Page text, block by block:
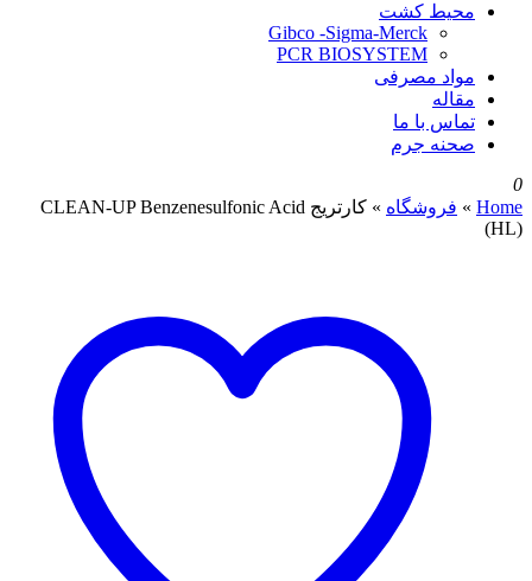
محیط کشت
Gibco -Sigma-Merck
PCR BIOSYSTEM
مواد مصرفی
مقاله
تماس با ما
صحنه جرم
0
Home
» فروشگاه »
کارتریج CLEAN-UP Benzenesulfonic Acid
(HL)